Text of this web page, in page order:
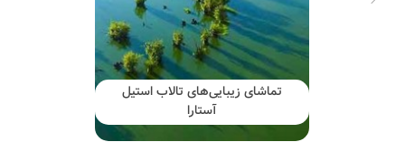
تماشای زیبایی‌های تالاب استیل
آستارا